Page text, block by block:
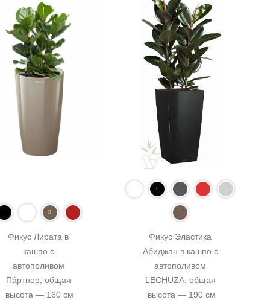
Фикус Лирата в
кашпо с
автополивом
Пáртнер, общая
высота — 160 см
Фикус Эластика
Абиджан в кашпо с
автополивом
LECHUZA, общая
высота — 190 см